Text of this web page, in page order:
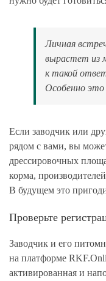
Личная
вырастет из
к такой
Особенно это
Если заводчик или
рядом с вами, вы
дрессировочных
корма,
В будущем это
Проверьте
Заводчик и его
на платформе
активированная и